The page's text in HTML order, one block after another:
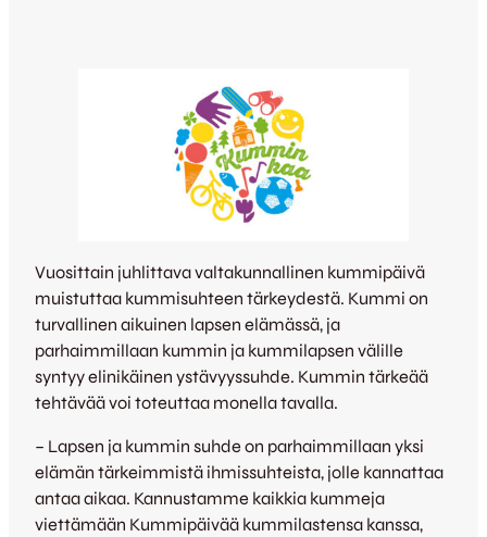
Vuosittain juhlittava valtakunnallinen kummipäivä
muistuttaa kummisuhteen tärkeydestä. Kummi on
turvallinen aikuinen lapsen elämässä, ja
parhaimmillaan kummin ja kummilapsen välille
syntyy elinikäinen ystävyyssuhde. Kummin tärkeää
tehtävää voi toteuttaa monella tavalla.
– Lapsen ja kummin suhde on parhaimmillaan yksi
elämän tärkeimmistä ihmissuhteista, jolle kannattaa
antaa aikaa. Kannustamme kaikkia kummeja
viettämään Kummipäivää kummilastensa kanssa,